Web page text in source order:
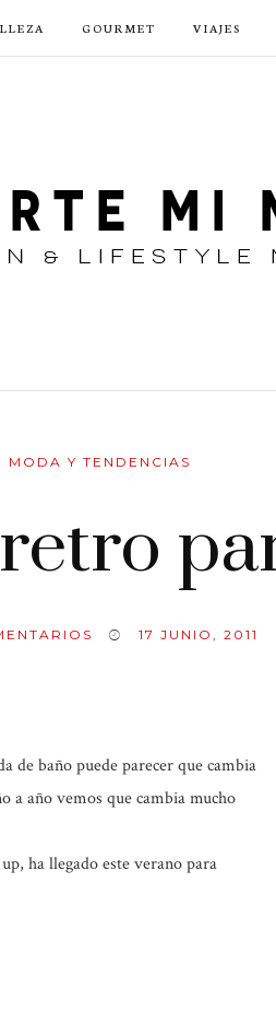
GOURMET VIAJES
MODA Y TENDENCIAS
17 JUNIO, 2011
de baño puede parecer que cambia
a año vemos que cambia mucho
ha llegado este verano para